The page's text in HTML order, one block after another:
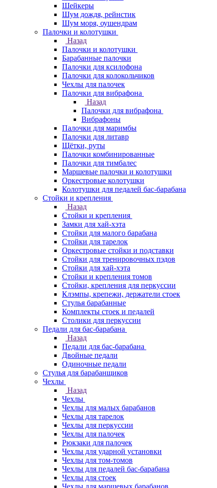
Шейкеры
Шум дождя, рейнстик
Шум моря, оушендрам
Палочки и колотушки
Назад
Палочки и колотушки
Барабанные палочки
Палочки для ксилофона
Палочки для колокольчиков
Чехлы для палочек
Палочки для вибрафона
Назад
Палочки для вибрафона
Вибрафоны
Палочки для маримбы
Палочки для литавр
Щётки, руты
Палочки комбинированные
Палочки для тимбалес
Маршевые палочки и колотушки
Оркестровые колотушки
Колотушки для педалей бас-барабана
Стойки и крепления
Назад
Стойки и крепления
Замки для хай-хэта
Стойки для малого барабана
Стойки для тарелок
Оркестровые стойки и подставки
Стойки для тренировочных пэдов
Стойки для хай-хэта
Стойки и крепления томов
Стойки, крепления для перкуссии
Клэмпы, крепежи, держатели стоек
Стулья барабанные
Комплекты стоек и педалей
Столики для перкуссии
Педали для бас-барабана
Назад
Педали для бас-барабана
Двойные педали
Одиночные педали
Стулья для барабанщиков
Чехлы
Назад
Чехлы
Чехлы для малых барабанов
Чехлы для тарелок
Чехлы для перкуссии
Чехлы для палочек
Рюкзаки для палочек
Чехлы для ударной установки
Чехлы для том-томов
Чехлы для педалей бас-барабана
Чехлы для стоек
Чехлы для маршевых барабанов